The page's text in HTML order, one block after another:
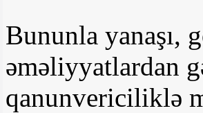
Bununla yanaşı,
əməliyyatlardan
qanunvericiliklə